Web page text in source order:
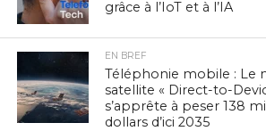
grâce à l’IoT et à l’IA
EN BREF
Téléphonie mobile : Le
satellite « Direct-to-
s’apprête à peser 138
dollars d’ici 2035